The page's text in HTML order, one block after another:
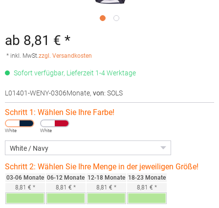
ab 8,81 € *
* inkl. MwSt.zzgl. Versandkosten
Sofort verfügbar, Lieferzeit 1-4 Werktage
L01401-WENY-0306Monate, von: SOLS
Schritt 1: Wählen Sie Ihre Farbe!
White White
Schritt 2: Wählen Sie Ihre Menge in der jeweiligen Größe!
03-06 Monate
8,81 € *
06-12 Monate
8,81 € *
12-18 Monate
8,81 € *
18-23 Monate
8,81 € *